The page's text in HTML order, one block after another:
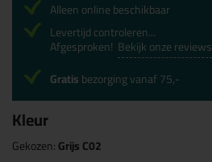
Kleur
Gekozen:Grijs C02
Alleen online beschikbaar
Levertijd controleren...
Afgesproken! Bekijk onze reviews
Gratisbezorging vanaf 75,-